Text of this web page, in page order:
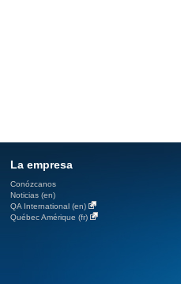
La empresa
Conózcanos
Noticias (en)
QA International (en)
Québec Amérique (fr)